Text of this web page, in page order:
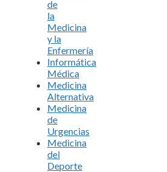
de
la
Medicina
y la
Enfermería
Informática
Médica
Medicina
Alternativa
Medicina
de
Urgencias
Medicina
del
Deporte